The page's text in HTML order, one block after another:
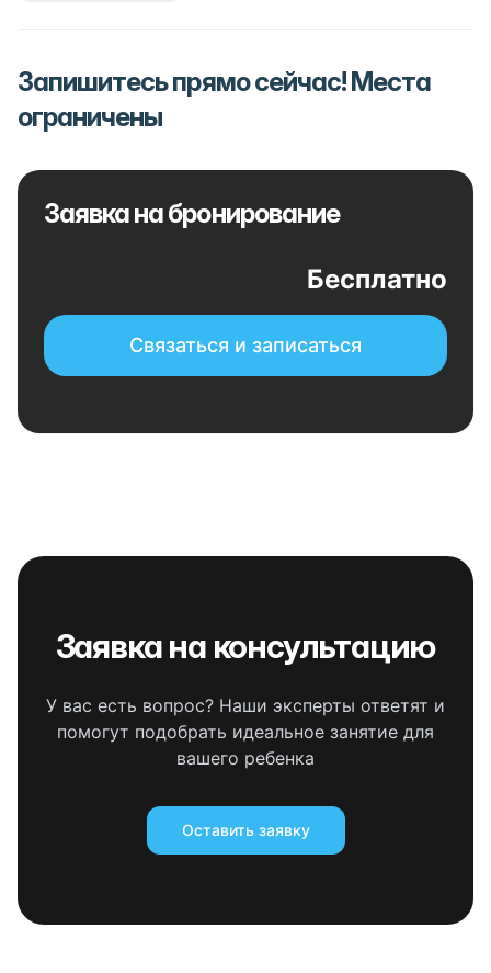
Запишитесь прямо сейчас! Места
ограничены
Заявка на бронирование
Бесплатно
Связаться и записаться
Заявка на консультацию
У вас есть вопрос? Наши эксперты ответят и
помогут подобрать идеальное занятие для
вашего ребенка
Оставить заявку